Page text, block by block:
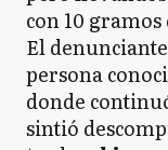
con 10 gramos
El
persona
donde
sintió